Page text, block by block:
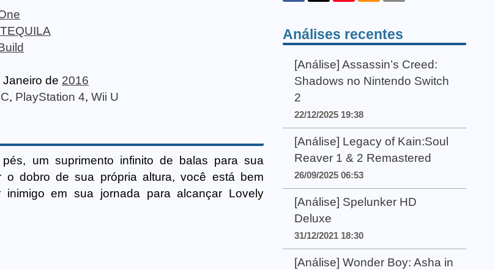
Janeiro de 2016
, PlayStation 4,Wii U
um suprimento infinito de balas para sua
o dobro de sua própria altura, você está bem
em sua jornada para alcançar Lovely
Análises recentes
[Análise] Assassin’s Creed:
Shadows no Nintendo Switch
2
22/12/2025 19:38
[Análise] Legacy of Kain:Soul
Reaver 1 & 2 Remastered
26/09/2025 06:53
[Análise] Spelunker HD
Deluxe
31/12/2021 18:30
[Análise] Wonder Boy: Asha in